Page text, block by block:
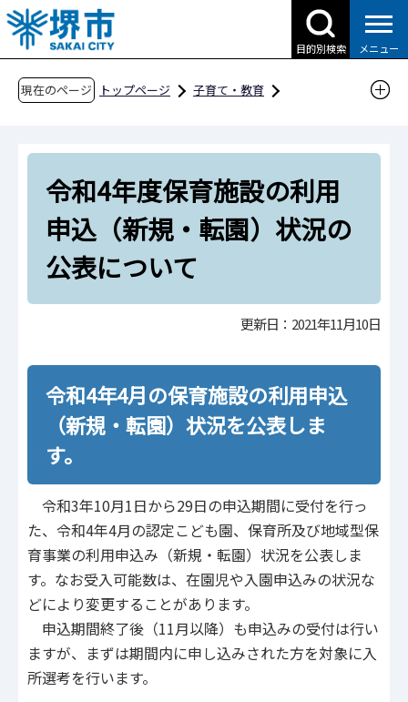
こ
の
ペ
目的別検索 メニュー
現在のページ トップページ
子育て・教育
預けたい（保育サービス）
利用の申込みについて
令和4年度保育施設の利用申込（新規・転園）
状況の公表について
令和4年度保育施設の利用
申込（新規・転園）状況の
公表について
更新日：2021年11月10日
令和4年4月の保育施設の利用申込
（新規・転園）状況を公表しま
す。
令和3年10月1日から29日の申込期間に受付を行っ
た、令和4年4月の認定こども園、保育所及び地域型保
育事業の利用申込み（新規・転園）状況を公表しま
す。なお受入可能数は、在園児や入園申込みの状況な
どにより変更することがあります。
申込期間終了後（11月以降）も申込みの受付は行い
ますが、まずは期間内に申し込みされた方を対象に入
所選考を行います。